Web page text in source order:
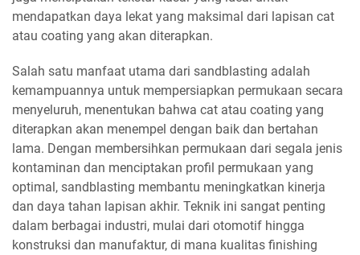
mendapatkan daya lekat yang maksimal dari lapisan cat
atau coating yang akan diterapkan.
Salah satu manfaat utama dari sandblasting adalah
kemampuannya untuk mempersiapkan permukaan secara
menyeluruh, menentukan bahwa cat atau coating yang
diterapkan akan menempel dengan baik dan bertahan
lama. Dengan membersihkan permukaan dari segala jenis
kontaminan dan menciptakan profil permukaan yang
optimal, sandblasting membantu meningkatkan kinerja
dan daya tahan lapisan akhir. Teknik ini sangat penting
dalam berbagai industri, mulai dari otomotif hingga
konstruksi dan manufaktur, di mana kualitas finishing